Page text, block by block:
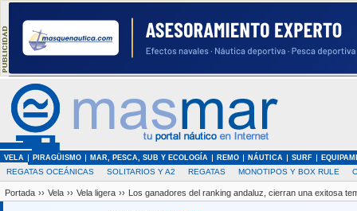
VELA PIRAGÜISMO MAR, PESCA, SUB Y ECOLOGÍA REMO NÁUTICA SURF
REGATAS OCEÁNICAS SOLITARIOS Y A2 REGATAS MONOTIPOS Y BOX RULE
Portada ›› Vela ›› Vela ligera ›› Los ganadores del ranking andaluz, cierran una exitosa